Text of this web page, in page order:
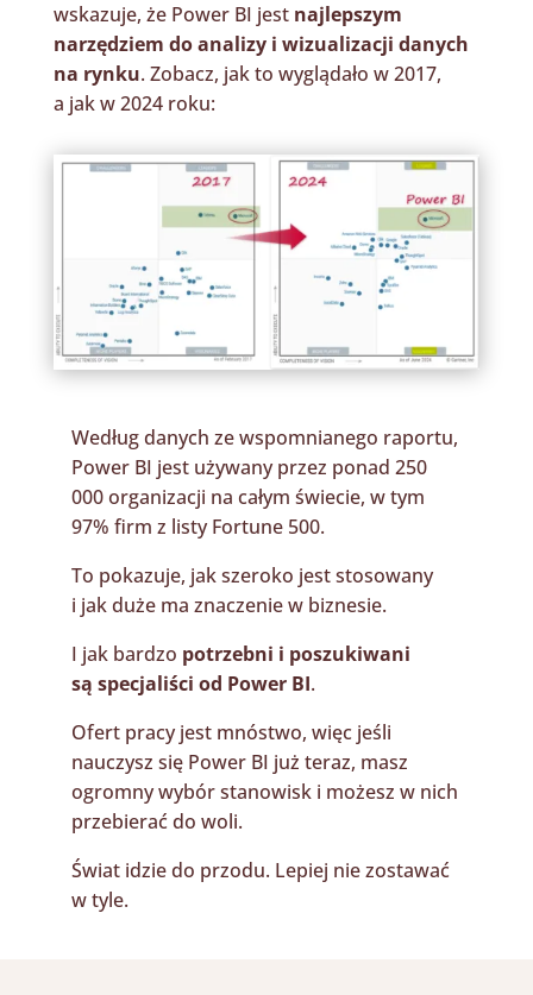
wskazuje, że Power BI jest najlepszym
narzędziem do analizy i wizualizacji danych
na rynku. Zobacz, jak to wyglądało w 2017,
a jak w 2024 roku:
Według danych ze wspomnianego raportu,
Power BI jest używany przez ponad 250
000 organizacji na całym świecie, w tym
97% firm z listy Fortune 500.
To pokazuje, jak szeroko jest stosowany
i jak duże ma znaczenie w biznesie.
I jak bardzo potrzebni i poszukiwani
są specjaliści od Power BI.
Ofert pracy jest mnóstwo, więc jeśli
nauczysz się Power BI już teraz, masz
ogromny wybór stanowisk i możesz w nich
przebierać do woli.
Świat idzie do przodu. Lepiej nie zostawać
w tyle.